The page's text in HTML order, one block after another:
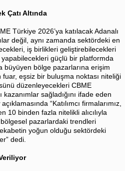
Çatı Altında
Türkiye 2026’ya katılacak Adanalı
değil, aynı zamanda sektördeki en
iş birlikleri geliştirebilecekleri
güçlü bir platformda
büyüyen bölge pazarlarına erişim
eşsiz bir buluşma noktası niteliği
düzenleyecekleri CBME
kazanımlar sağladığını ifade eden
açıklamasında “Katılımcı firmalarımız,
10 binden fazla nitelikli alıcılıyla
pazarlardaki trendleri
yoğun olduğu sektördeki
dedi.